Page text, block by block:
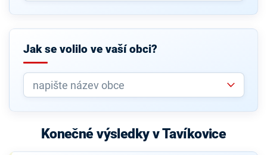
Jak se volilo ve vaší obci?
Konečné výsledky v Tavíkovice